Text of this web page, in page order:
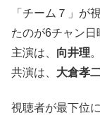
「チーム７」が
たのが6チャン日
主演は、 向井理
共演は、 大倉孝
視聴者が最下位